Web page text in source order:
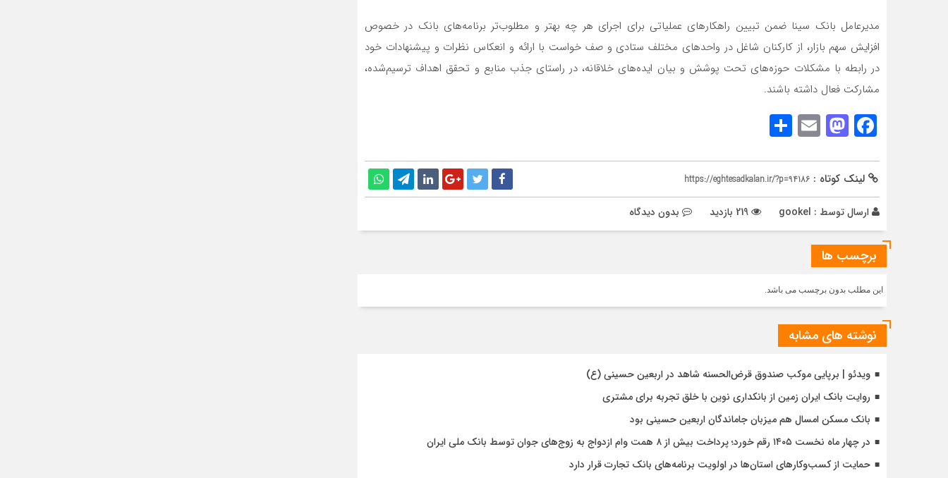
مدیرعامل بانک سینا ضمن تبیین راهکارهای عملیاتی برای اجرای هر چه بهتر و مطلوب‌تر برنامه‌های بانک در خصوص
افزایش سهم بازار، از کارکنان شاغل در واحدهای مختلف ستادی و صف خواست با ارائه و انعکاس نظرات و پیشنهادات خود
در رابطه با مشکلات حوزه‌های تحت پوشش و بیان ایده‌های خلاقانه، در راستای جذب منابع و تحقق اهداف ترسیم‌شده،
مشارکت فعال داشته باشند.
Facebook
Mastodon
Email
لینک کوتاه : https://eghtesadkalan.ir/?p=94186
ارسال توسط : gookel بدون دیدگاه
برچسب ها
این مطلب بدون برچسب می باشد.
نوشته های مشابه
ویدئو | برپایی موکب صندوق قرض‌الحسنه شاهد در اربعین حسینی (ع)
روایت بانک ایران زمین از بانکداری نوین با خلق تجربه برای مشتری
بانک مسکن امسال هم میزبان جاماندگان اربعین حسینی بود
در چهار ماه نخست ۱۴۰۵ رقم خورد؛ پرداخت بیش از ۸ همت وام ازدواج به زوج‌های جوان توسط بانک ملی ایران
حمایت از کسب‌وکارهای استان‌ها در اولویت برنامه‌های بانک تجارت قرار دارد